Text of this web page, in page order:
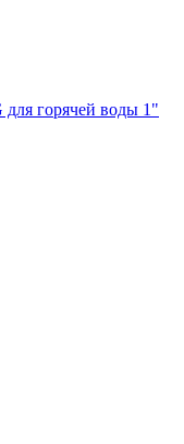
для горячей воды 1"